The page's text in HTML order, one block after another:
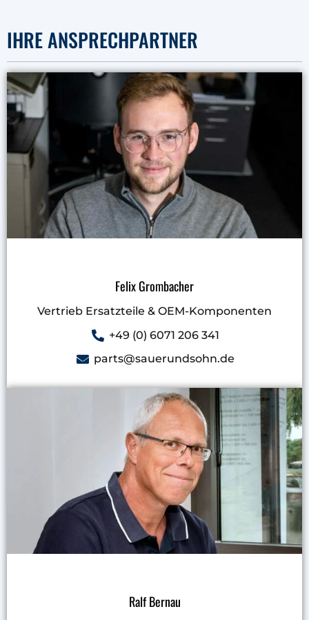
IHRE ANSPRECHPARTNER
Felix Grombacher
Vertrieb Ersatzteile & OEM-Komponenten
+49 (0) 6071 206 341
parts@sauerundsohn.de
Ralf Bernau